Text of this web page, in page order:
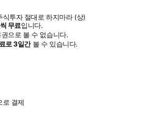
투자 절대로 하지마라 (상)
무료입니다.
으로 볼 수 없습니다.
로3일간볼 수 있습니다.
로 결제